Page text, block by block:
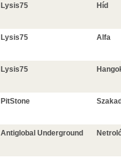
Lysis75 Híd
Lysis75 Alfa
Lysis75
PitStone
Antiglobal Underground